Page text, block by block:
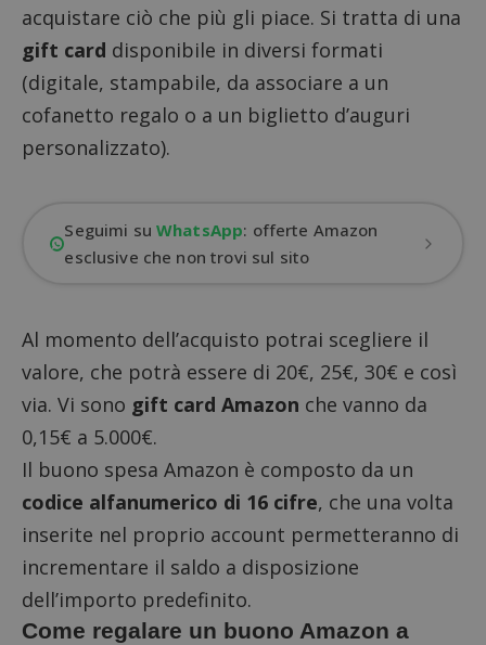
acquistare ciò che più gli piace. Si tratta di una
gift card disponibile in diversi formati
(digitale, stampabile, da associare a un
cofanetto regalo o a un biglietto d’auguri
personalizzato).
Seguimi suWhatsApp: offerte Amazon
esclusive che non trovi sul sito
Al momento dell’acquisto potrai scegliere il
valore, che potrà essere di 20€, 25€, 30€ e così
via. Vi sono gift card Amazon che vanno da
0,15€ a 5.000€.
Il buono spesa Amazon è composto da un
codice alfanumerico di 16 cifre, che una volta
inserite nel proprio account permetteranno di
incrementare il saldo a disposizione
dell’importo predefinito.
Come regalare un buono Amazon a